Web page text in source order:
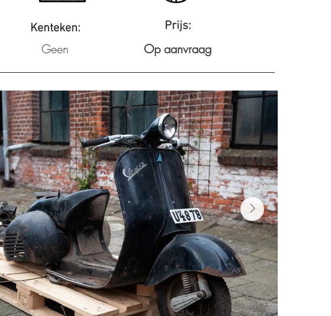
Kenteken:
Geen
Prijs:
Op aanvraag